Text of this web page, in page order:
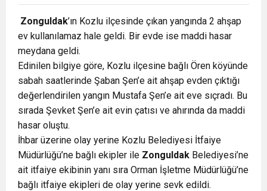
Zonguldak’ın Kozlu ilçesinde çıkan yangında 2 ahşap
ev kullanılamaz hale geldi. Bir evde ise maddi hasar
meydana geldi.
Edinilen bilgiye göre, Kozlu ilçesine bağlı Ören köyünde
sabah saatlerinde Şaban Şen’e ait ahşap evden çıktığı
değerlendirilen yangın Mustafa Şen’e ait eve sıçradı. Bu
sırada Şevket Şen’e ait evin çatısı ve ahırında da maddi
hasar oluştu.
İhbar üzerine olay yerine Kozlu Belediyesi İtfaiye
Müdürlüğü’ne bağlı ekipler ile Zonguldak Belediyesi’ne
ait itfaiye ekibinin yanı sıra Orman İşletme Müdürlüğü’ne
bağlı itfaiye ekipleri de olay yerine sevk edildi.